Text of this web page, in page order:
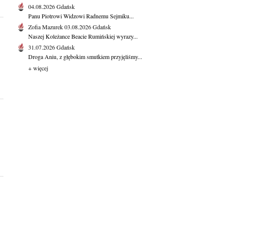
04.08.2026Gdańsk
Panu Piotrowi Widzowi Radnemu Sejmiku...
Zofia Mazurek03.08.2026Gdańsk
Naszej Koleżance Beacie Rumińskiej wyrazy...
31.07.2026Gdańsk
Droga Aniu, z głębokim smutkiem przyjęliśmy...
+ więcej